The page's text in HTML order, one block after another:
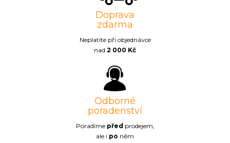
Doprava
zdarma
Neplatíte při objednávce
nad 2 000 Kč
Odborné
poradenství
Poradíme před prodejem,
ale i po něm